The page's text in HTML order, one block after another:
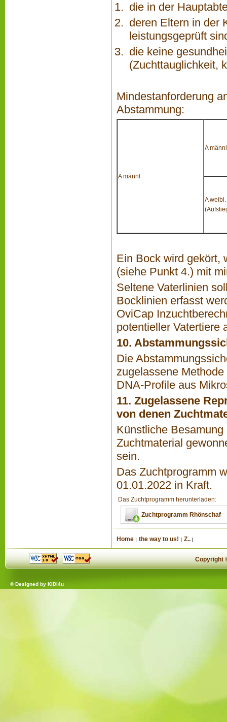
die in der
deren Eltern in der
leistungsgeprüft
die keine
(Zuchttauglichkeit,
Mindestanforderung
Abstammung:
A männl.
A
A weibl.
Ein Bock wird gekört,
(siehe Punkt 4.) mit
Seltene Vaterlinien
Bocklinien erfasst
OviCap
potentieller Vatertiere
10.
Die
zugelassene
DNA-Profile aus
11. Zugelassene
von denen
Künstliche
Zuchtmaterial
sein.
Das Zuchtprogramm
01.01.2022 in Kraft.
Das Zuchtprogramm herunterladen:
Zuchtprogramm Rhönschaf
Home the way to us! Z..
Copyright
© Designed by KIDI4u